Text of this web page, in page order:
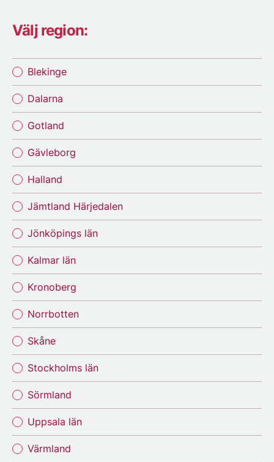
Välj region:
Blekinge
Dalarna
Gotland
Gävleborg
Halland
Jämtland Härjedalen
Jönköpings län
Kalmar län
Kronoberg
Norrbotten
Skåne
Stockholms län
Sörmland
Uppsala län
Värmland